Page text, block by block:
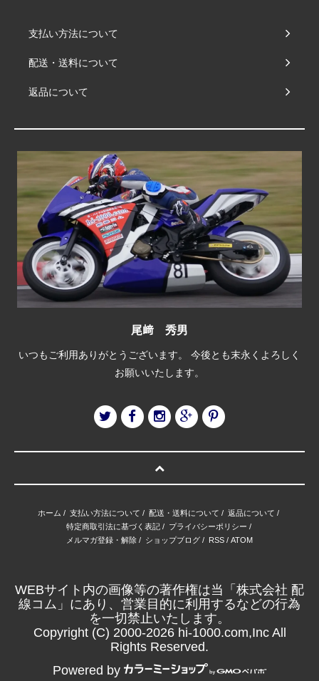
支払い方法について
配送・送料について
返品について
尾﨑 秀男
いつもご利用ありがとうございます。 今後とも末永くよろしく
お願いいたします。
ホーム / 支払い方法について / 配送・送料について / 返品について /
特定商取引法に基づく表記/ プライバシーポリシー /
メルマガ登録・解除 / ショップブログ / RSS / ATOM
WEBサイト内の画像等の著作権は当「株式会社 配
線コム」にあり、営業目的に利用するなどの行為
を一切禁止いたします。
Copyright (C) 2000-2026 hi-1000.com,Inc All
Rights Reserved.
Powered by